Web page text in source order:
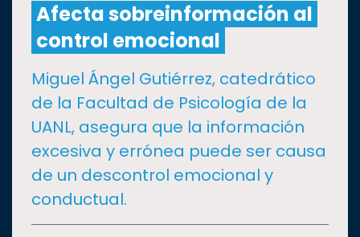
CULTURA
I+D+IEXPERTOS
SALUD
SUSTENTABILIDAD
Afecta sobreinformación al
control emocional
Miguel Ángel Gutiérrez, catedrático
de la Facultad de Psicología de la
UANL, asegura que la información
excesiva y errónea puede ser causa
de un descontrol emocional y
conductual.